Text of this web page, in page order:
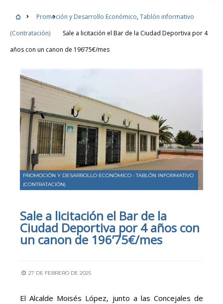
Promoción y Desarrollo Económico,Tablón informativo
(Contratación)
Sale a licitación el Bar de la Ciudad Deportiva por 4
años con un canon de 196’75€/mes
PROMOCIÓN Y DESARROLLO ECONÓMICO •TABLÓN INFORMATIVO
(CONTRATACIÓN)
Sale a licitación el Bar de la
Ciudad Deportiva por 4 años con
un canon de 196’75€/mes
27 DE FEBRERO DE 2025
El Alcalde Moisés López, junto a las Concejales de